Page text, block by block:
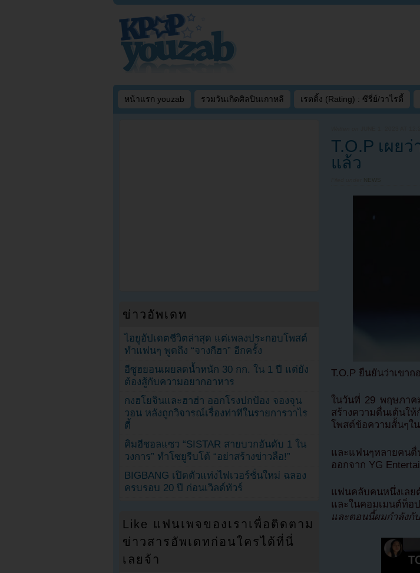
หน้าแรก youzab รวมวันเกิดศิลปินเกาหลี เรตติ้ง (Rating) : ซีรี่ย์/วาไรตี้
T.O.P เผย
แล้ว
NEWS
T.O.P ยืนยันว่าเขา
ในวันที่ 29 พฤษภาค
สร้างความตื่นเต้นใ
โพสต์ข้อความสั้นๆใ
และแฟนๆหลายคนตื่
ออกจาก YG
แฟนคลับคนหนึ่งเลย
และในคอมเมนต์ท็อ
และตอนนี้ผมกำลังกั
ข่าวอัพเดท
ไอยูอัปเดตชีวิตล่าสุด แต่เพลงประกอบโพสต์
ทำแฟนๆ พูดถึง “จางกีฮา” อีกครั้ง
อีซูฮยอนเผยลดน้ำหนัก 30 กก. ใน 1 ปี แต่ยัง
ต้องสู้กับความอยากอาหาร
กงฮโยจินและฮาฮ่า ออกโรงปกป้อง จองจุน
วอน หลังถูกวิจารณ์เรื่องท่าทีในรายการวาไร
ตี้
คิมฮีชอลแซว “SISTAR สายบวกอันดับ 1 ใน
วงการ” ทำโซยูรีบโต้ “อย่าสร้างข่าวลือ!”
BIGBANG เปิดตัวแท่งไฟเวอร์ชั่นใหม่ ฉลอง
ครบรอบ 20 ปี ก่อนเวิลด์ทัวร์
Like แฟนเพจของเราเพื่อติดตาม
ข่าวสารอัพเดทก่อนใครได้ที่นี่
เลยจ้า